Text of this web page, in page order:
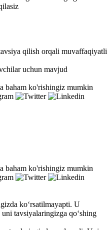
qilish orqali muvaffaqiyatli
uchun mavjud
baham ko'rishingiz mumkin
baham ko'rishingiz mumkin
ko‘rsatilmayapti. U
tavsiyalaringizga qo‘shing